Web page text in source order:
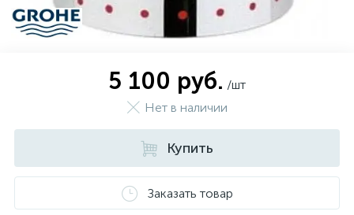
5 100 руб. /шт
Нет в наличии
Купить
Заказать товар